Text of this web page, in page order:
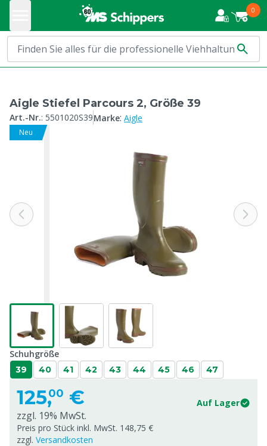
0
Aigle Stiefel Parcours 2, Größe 39
Art.-Nr.: 5501020S39Marke: Aigle
Neu
Schuhgröße
39 40 41 42 43 44 45 46 47
125,00 € Auf Lager
zzgl. 19% MwSt.
Preis pro Stück inkl. MwSt. 148,75 €
zzgl. Versandkosten